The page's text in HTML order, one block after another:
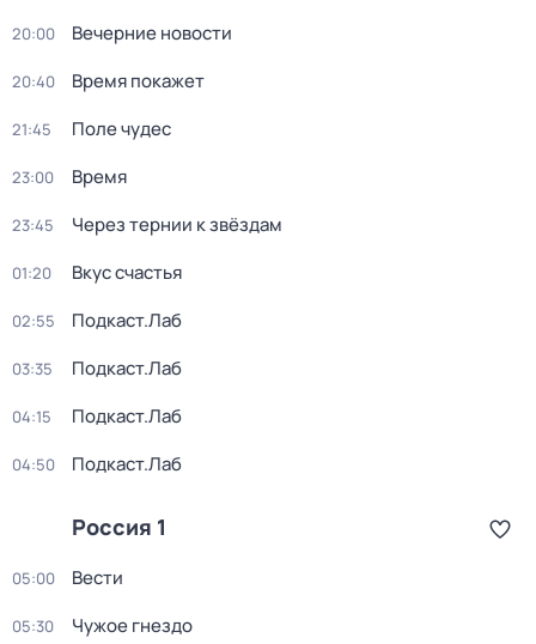
20:00 Вечерние новости
20:40 Время покажет
21:45 Поле чудес
23:00 Время
23:45 Через тернии к звёздам
01:20 Вкус счастья
02:55 Подкаст.Лаб
03:35 Подкаст.Лаб
04:15 Подкаст.Лаб
04:50 Подкаст.Лаб
Россия 1
05:00 Вести
05:30 Чужое гнездо